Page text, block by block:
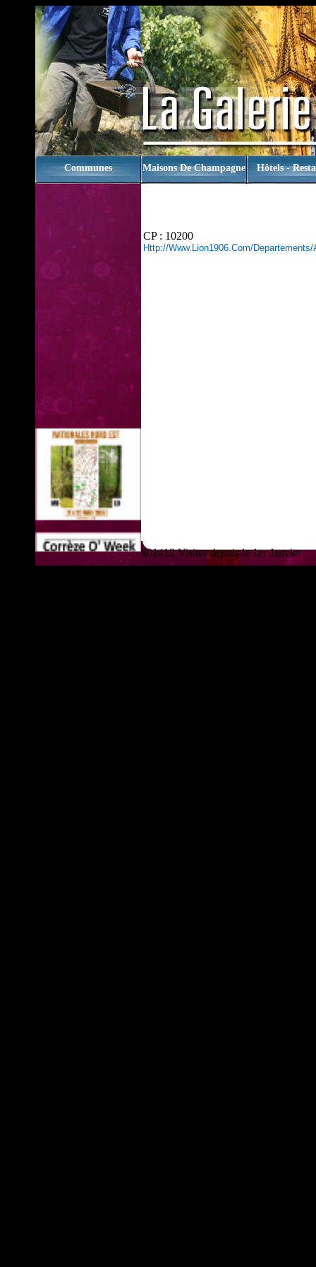
Communes Maisons De Champagne Hôtels -
CP : 10200
Http://www.lion1906.com/
801412 Visites depuis le 1er Janvier